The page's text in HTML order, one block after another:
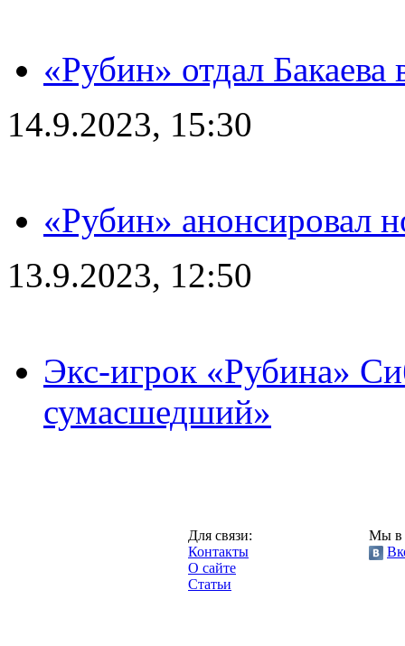
«Рубин» отдал
14.9.2023, 15:30
«Рубин» анонсировал
13.9.2023, 12:50
Экс-игрок «Рубина»
сумасшедший»
Для связи:
Контакты
О сайте
Статьи
Мы в